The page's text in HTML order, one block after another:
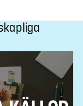
till uppgift att efter en
framlagda
av doktorandens
av en betygskommitté.
i vetenskapliga
Artiklarna i en
och